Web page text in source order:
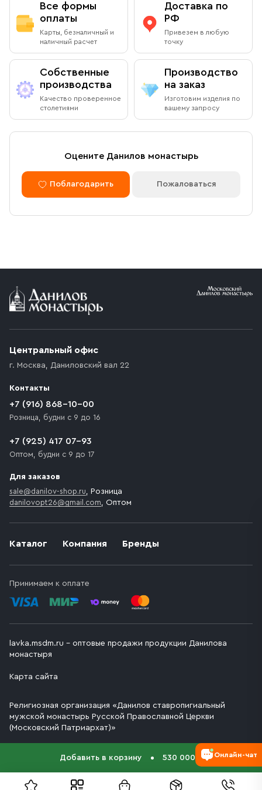
Добавить в корзину 530 000 ₽
Все формы
оплаты
Карты, безналичный и
наличный расчет
Доставка по
РФ
Привезем в любую
точку
Собственные
производства
Качество проверенное
столетиями
Производство
на заказ
Изготовим изделия по
вашему запросу
Оцените Данилов монастырь
Поблагодарить Пожаловаться
Каталог Компания Бренды
Принимаем к оплате
Центральный офис
г. Москва, Даниловский вал 22
Контакты
+7 (916) 868-10-00
Розница, будни с 9 до 16
+7 (925) 417 07-93
Оптом, будни с 9 до 17
Для заказов
sale@danilov-shop.ru, Розница
danilovopt26@gmail.com, Оптом
lavka.msdm.ru – оптовые продажи продукции Данилова
монастыря
Карта сайта
Религиозная организация «Данилов ставропигиальный
мужской монастырь Русской Православной Церкви
(Московский Патриархат)»
Онлайн-чат